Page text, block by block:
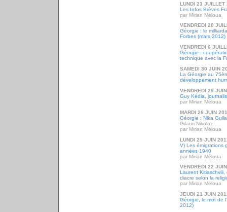
LUNDI 23 JUILLET
Les Infos Brèves
par Mirian Méloua
VENDREDI 20
Géorgie : le
Forbes (mars 2012)
VENDREDI 6
Géorgie :
technique avec la
SAMEDI 30 JUIN
La Géorgie au
développement
VENDREDI 29
Guy Kédia,
par Mirian Méloua
MARDI 26 JUIN
Géorgie : Nika
Gilauri Nikoloz
par Mirian Méloua
LUNDI 25 JUIN
V) Les émigrations
années 1940
par Mirian Méloua
VENDREDI 22
Laurent
diacre selon la
par Mirian Méloua
JEUDI 21 JUIN
Géorgie, le mot de
2012)